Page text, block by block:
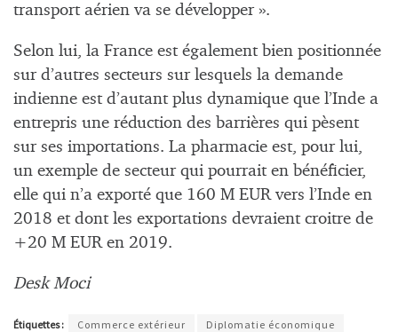
transport aérien va se développer ».
Selon lui, la France est également bien positionnée
sur d’autres secteurs sur lesquels la demande
indienne est d’autant plus dynamique que l’Inde a
entrepris une réduction des barrières qui pèsent
sur ses importations. La pharmacie est, pour lui,
un exemple de secteur qui pourrait en bénéficier,
elle qui n’a exporté que 160 M EUR vers l’Inde en
2018 et dont les exportations devraient croitre de
+20 M EUR en 2019.
Desk Moci
Étiquettes : Commerce extérieur
Diplomatie économique